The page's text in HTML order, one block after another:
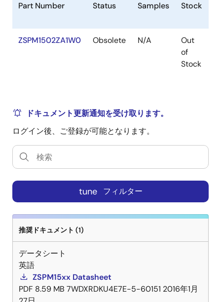
Part Number Status Samples Stock
ZSPM1502ZA1W0 Obsolete N/A
Out
of
Stock
ドキュメント更新通知を受け取ります。
ログイン後、ご登録が可能となります。
tune フィルター
推奨ドキュメント (1)
データシート
英語
ZSPM15xx Datasheet
PDF 8.59 MB 7WDXRDKU4E7E-5-60151 2016年1月